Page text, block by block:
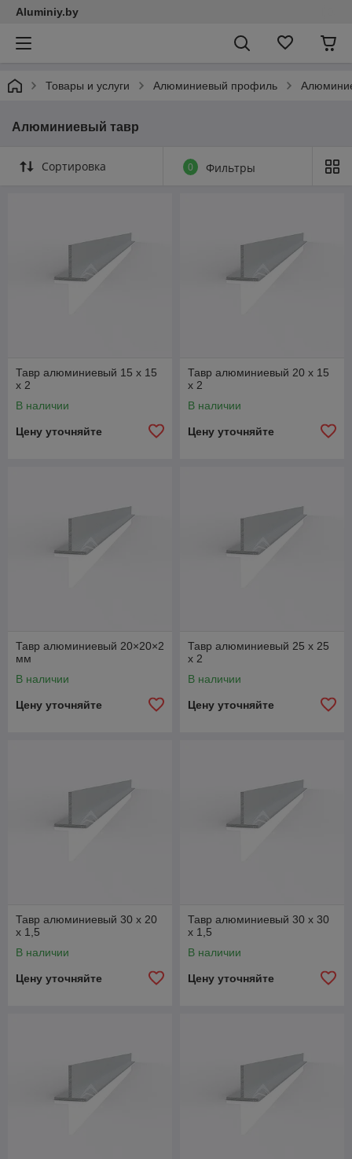
Aluminiy.by
Товары и услуги Алюминиевый профиль
Алюминиевый тавр
Сортировка 0 Фильтры
Тавр алюминиевый 15 х 15
x 2
В наличии
Цену уточняйте
Тавр алюминиевый 20 х 15
x 2
В наличии
Цену уточняйте
Тавр алюминиевый 20×20×2
мм
В наличии
Цену уточняйте
Тавр алюминиевый 25 х 25
x 2
В наличии
Цену уточняйте
Тавр алюминиевый 30 х 20
x 1,5
В наличии
Цену уточняйте
Тавр алюминиевый 30 х 30
x 1,5
В наличии
Цену уточняйте